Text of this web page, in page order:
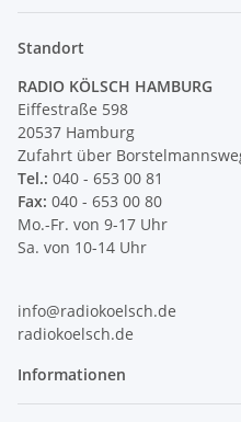
Standort
RADIO KÖLSCH HAMBURG
Eiffestraße 598
20537 Hamburg
Zufahrt über
Tel.: 040 - 653 00 81
Fax: 040 - 653 00 80
Mo.-Fr. von 9-17 Uhr
Sa. von 10-14 Uhr
info@radiokoelsch.de
radiokoelsch.de
Informationen